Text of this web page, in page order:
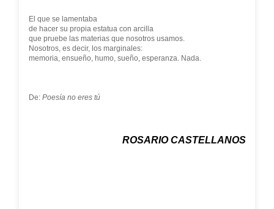
El que se lamentaba
de hacer su propia estatua con arcilla
que pruebe las materias que nosotros usamos.
Nosotros, es decir, los marginales:
memoria, ensueño, humo, sueño, esperanza. Nada.
De: Poesía no eres tú
ROSARIO CASTELLANOS